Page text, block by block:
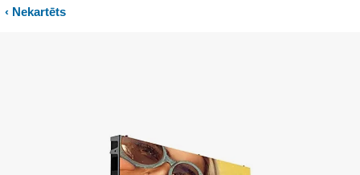
Nekartēts